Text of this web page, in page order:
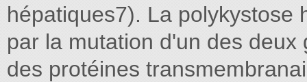
hépatiques7). La polykystose
par la mutation d'un des
des protéines